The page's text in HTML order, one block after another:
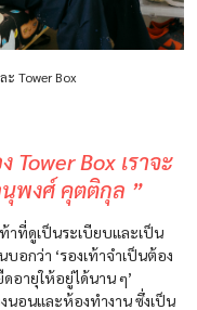
Tower Box
Tower Box เราจะ
พงศ์ คุตติกุล ”
าที่ดูเป็นระเบียบและเป็น
อกว่า ‘รองเท้าจำเป็นต้อง
อายุให้อยู่ได้นาน ๆ’
อนและห้องทำงาน ซึ่งเป็น